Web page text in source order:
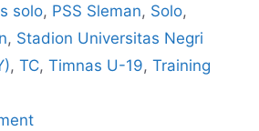
solo, PSS Sleman, Solo,
, Stadion Universitas Negri
, TC, Timnas U-19, Training